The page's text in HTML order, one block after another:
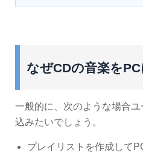
なぜCDの音楽を
一般的に、次のような場合
込みたいでしょう。
プレイリストを作成して